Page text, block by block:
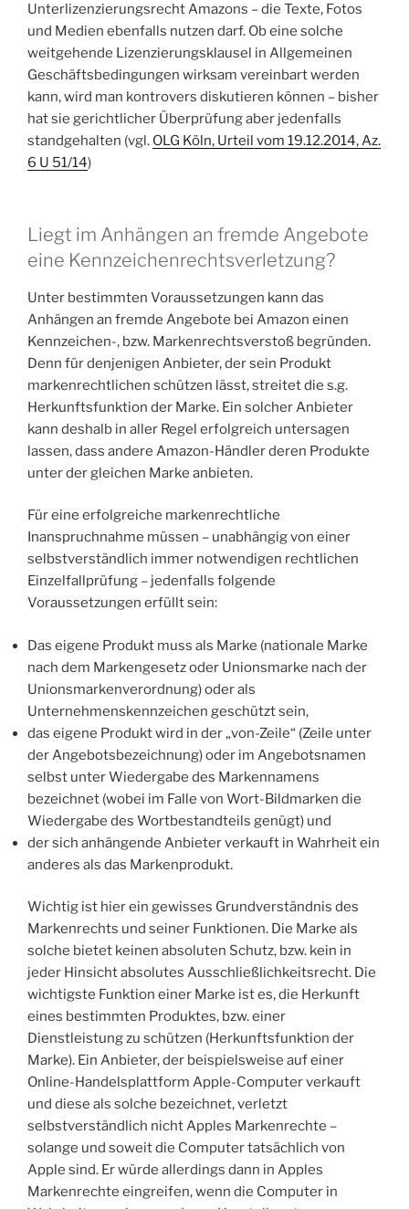
Unterlizenzierungsrecht Amazons – die Texte, Fotos
und Medien ebenfalls nutzen darf. Ob eine solche
weitgehende Lizenzierungsklausel in Allgemeinen
Geschäftsbedingungen wirksam vereinbart werden
kann, wird man kontrovers diskutieren können – bisher
hat sie gerichtlicher Überprüfung aber jedenfalls
standgehalten (vgl. OLG Köln, Urteil vom 19.12.2014, Az.
6 U 51/14)
Liegt im Anhängen an fremde Angebote
eine Kennzeichenrechtsverletzung?
Unter bestimmten Voraussetzungen kann das
Anhängen an fremde Angebote bei Amazon einen
Kennzeichen-, bzw. Markenrechtsverstoß begründen.
Denn für denjenigen Anbieter, der sein Produkt
markenrechtlichen schützen lässt, streitet die s.g.
Herkunftsfunktion der Marke. Ein solcher Anbieter
kann deshalb in aller Regel erfolgreich untersagen
lassen, dass andere Amazon-Händler deren Produkte
unter der gleichen Marke anbieten.
Für eine erfolgreiche markenrechtliche
Inanspruchnahme müssen – unabhängig von einer
selbstverständlich immer notwendigen rechtlichen
Einzelfallprüfung – jedenfalls folgende
Voraussetzungen erfüllt sein:
Das eigene Produkt muss als Marke (nationale Marke
nach dem Markengesetz oder Unionsmarke nach der
Unionsmarkenverordnung) oder als
Unternehmenskennzeichen geschützt sein,
das eigene Produkt wird in der „von-Zeile“ (Zeile unter
der Angebotsbezeichnung) oder im Angebotsnamen
selbst unter Wiedergabe des Markennamens
bezeichnet (wobei im Falle von Wort-Bildmarken die
Wiedergabe des Wortbestandteils genügt) und
der sich anhängende Anbieter verkauft in Wahrheit ein
anderes als das Markenprodukt.
Wichtig ist hier ein gewisses Grundverständnis des
Markenrechts und seiner Funktionen. Die Marke als
solche bietet keinen absoluten Schutz, bzw. kein in
jeder Hinsicht absolutes Ausschließlichkeitsrecht. Die
wichtigste Funktion einer Marke ist es, die Herkunft
eines bestimmten Produktes, bzw. einer
Dienstleistung zu schützen (Herkunftsfunktion der
Marke). Ein Anbieter, der beispielsweise auf einer
Online-Handelsplattform Apple-Computer verkauft
und diese als solche bezeichnet, verletzt
selbstverständlich nicht Apples Markenrechte –
solange und soweit die Computer tatsächlich von
Apple sind. Er würde allerdings dann in Apples
Markenrechte eingreifen, wenn die Computer in